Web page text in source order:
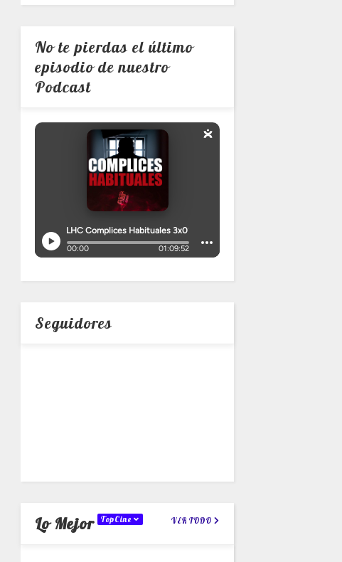
No te pierdas el último
episodio de nuestro
Podcast
Seguidores
Lo Mejor TopCine VER TODO